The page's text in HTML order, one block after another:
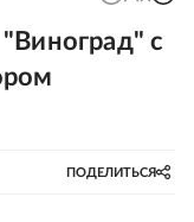
с
ПОДЕЛИТЬСЯ